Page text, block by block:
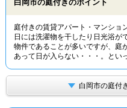
白岡市の庭付きのポイント
庭付きの賃貸アパート・マンショ
日には洗濯物を干したり日光浴が
物件であることが多いですが、庭
あって日が入らない・・・。とい
白岡市の庭付